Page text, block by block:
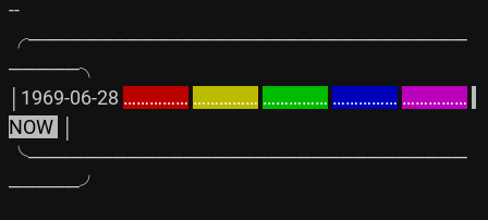
--
╭───────────────────────────────
─────╮
│1969-06-28 …………… …………… …………… …………… ……………
NOW
╰───────────────────────────────
─────╯